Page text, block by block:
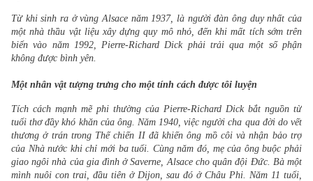
Từ khi sinh ra ở vùng Alsace năm 1937, là người đàn ông duy nhất của
một nhà thầu vật liệu xây dựng quy mô nhỏ, đến khi mất tích sớm trên
biển vào năm 1992, Pierre-Richard Dick phải trải qua một số phận
không được bình yên.
Một nhân vật tượng trưng cho một tính cách được tôi luyện
Tích cách mạnh mẽ phi thường của Pierre-Richard Dick bắt nguồn từ
tuổi thơ đầy khó khăn của ông. Năm 1940, việc người cha qua đời do vết
thương ở trán trong Thế chiến II đã khiến ông mồ côi và nhận bảo trợ
của Nhà nước khi chỉ mới ba tuổi. Cùng năm đó, mẹ của ông buộc phải
giao ngôi nhà của gia đình ở Saverne, Alsace cho quân đội Đức. Bà một
mình nuôi con trai, đầu tiên ở Dijon, sau đó ở Châu Phi. Năm 11 tuổi,